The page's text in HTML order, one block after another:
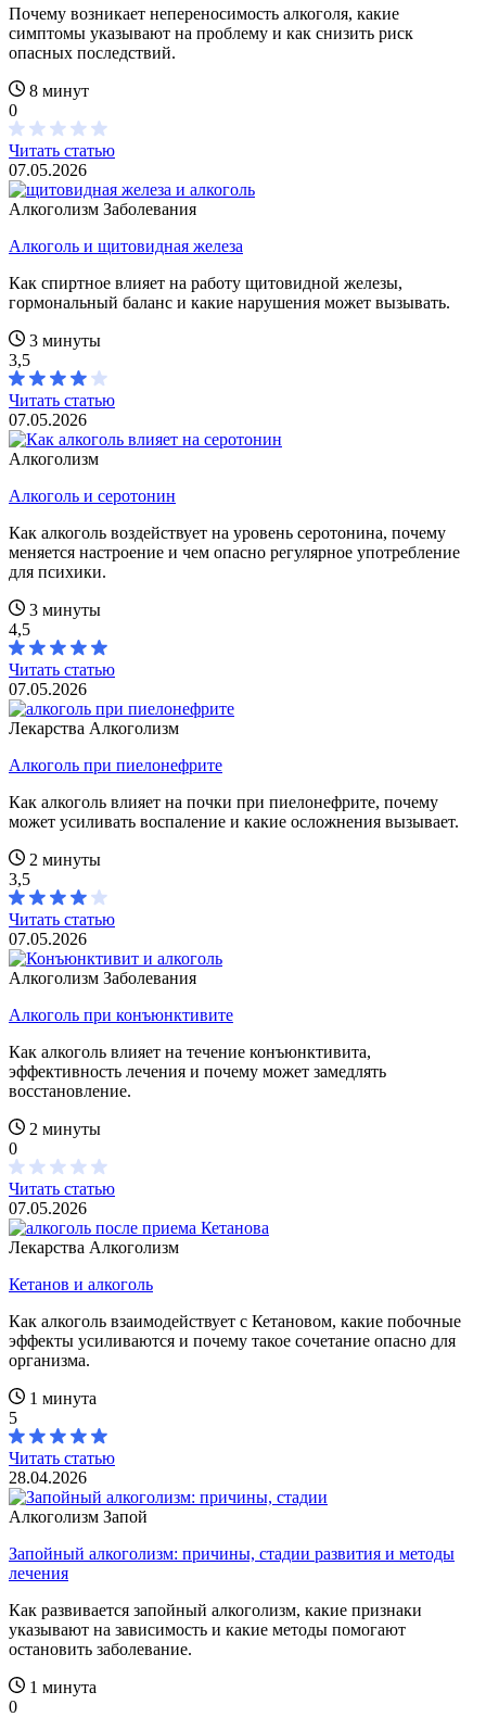
Почему возникает непереносимость алкоголя, какие
симптомы указывают на проблему и как снизить риск
опасных последствий.
8 минут
0
Читать статью
07.05.2026
Алкоголизм Заболевания
Алкоголь и щитовидная железа
Как спиртное влияет на работу щитовидной железы,
гормональный баланс и какие нарушения может вызывать.
3 минуты
3,5
Читать статью
07.05.2026
Алкоголизм
Алкоголь и серотонин
Как алкоголь воздействует на уровень серотонина, почему
меняется настроение и чем опасно регулярное употребление
для психики.
3 минуты
4,5
Читать статью
07.05.2026
Лекарства Алкоголизм
Алкоголь при пиелонефрите
Как алкоголь влияет на почки при пиелонефрите, почему
может усиливать воспаление и какие осложнения вызывает.
2 минуты
3,5
Читать статью
07.05.2026
Алкоголизм Заболевания
Алкоголь при конъюнктивите
Как алкоголь влияет на течение конъюнктивита,
эффективность лечения и почему может замедлять
восстановление.
2 минуты
0
Читать статью
07.05.2026
Лекарства Алкоголизм
Кетанов и алкоголь
Как алкоголь взаимодействует с Кетановом, какие побочные
эффекты усиливаются и почему такое сочетание опасно для
организма.
1 минута
5
Читать статью
28.04.2026
Алкоголизм Запой
Запойный алкоголизм: причины, стадии развития и методы
лечения
Как развивается запойный алкоголизм, какие признаки
указывают на зависимость и какие методы помогают
остановить заболевание.
1 минута
0